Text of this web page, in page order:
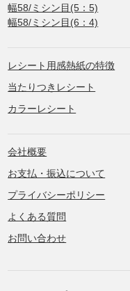
幅58/ミシン目(5：5)
幅58/ミシン目(6：4)
レシート用感熱紙の特徴
当たりつきレシート
カラーレシート
会社概要
お支払・振込について
プライバシーポリシー
よくある質問
お問い合わせ